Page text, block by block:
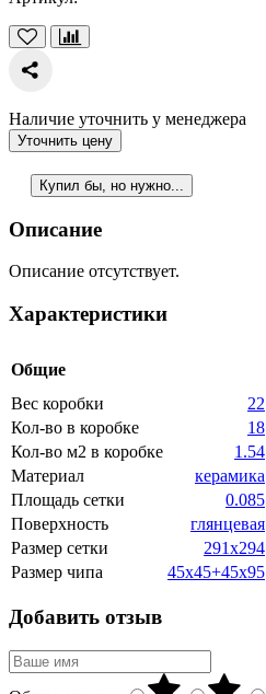
Наличие уточнить у менеджера
Уточнить цену
Купил бы, но нужно...
Описание
Описание отсутствует.
Характеристики
Общие
Вес коробки
22
Кол-во в коробке
18
Кол-во м2 в коробке
1.54
Материал
керамика
Площадь сетки
0.085
Поверхность
глянцевая
Размер сетки
291х294
Размер чипа
45х45+45х95
Добавить отзыв